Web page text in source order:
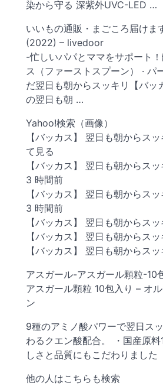
染から守る 深紫外UVC-LED …
いいもの通販・まごころ届けま
(2022) – livedoor
-忙しいパパとママをサポート
ス（ファーストスプーン） · パ
だ翌日も朝からスッキリ【バッ
の翌日も朝 …
Yahoo!検索（画像）
【バッカス】 翌日も朝からス
て見る
【バッカス】 翌日も朝からス
3 時間前
【バッカス】 翌日も朝からス
3 時間前
【バッカス】 翌日も朝からス
【バッカス】 翌日も朝からス
【バッカス】 翌日も朝からス
アスガール-アスガール顆粒-10
アスガール顆粒 10包入り – オ
ン
9種のアミノ酸パワーで翌日ス
わるクエン酸配合。 ・国産原料
しさと品質にもこだわりました
他の人はこちらも検索